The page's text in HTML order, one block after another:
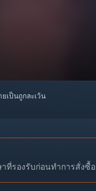
เป็นถูกละเว้น
ที่รองรับก่อนทำการสั่งซื้อ